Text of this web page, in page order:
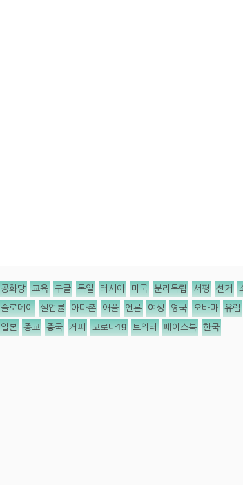
공화당 교육 구글 독일 러시아 미국 분리독립 서평 선거
슬로데이 실업률 아마존 애플 언론 여성 영국 오바마 유럽
일본 종교 중국 커피 코로나19 트위터 페이스북 한국